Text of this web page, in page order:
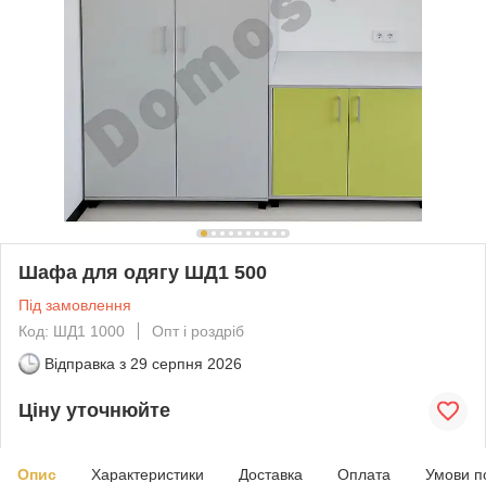
Шафа для одягу ШД1 500
Під замовлення
Код: ШД1 1000
Опт і роздріб
Відправка з 29 серпня 2026
Ціну уточнюйте
Опис Характеристики Доставка Оплата Умови